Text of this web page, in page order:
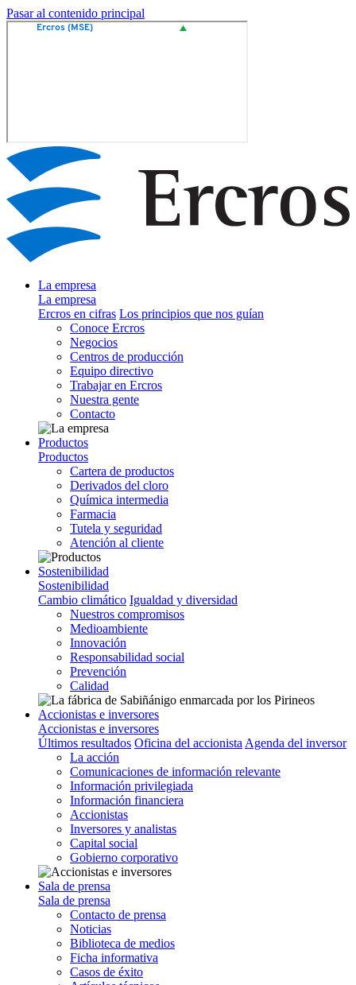
Pasar al contenido principal
La empresa
La empresa
Ercros en cifras Los principios que nos guían
Conoce Ercros
Negocios
Centros de producción
Equipo directivo
Trabajar en Ercros
Nuestra gente
Contacto
Productos
Productos
Cartera de productos
Derivados del cloro
Química intermedia
Farmacia
Tutela y seguridad
Atención al cliente
Sostenibilidad
Sostenibilidad
Cambio climático Igualdad y diversidad
Nuestros compromisos
Medioambiente
Innovación
Responsabilidad social
Prevención
Calidad
Accionistas e inversores
Accionistas e inversores
Últimos resultados Oficina del accionista Agenda del inversor
La acción
Comunicaciones de información relevante
Información privilegiada
Información financiera
Accionistas
Inversores y analistas
Capital social
Gobierno corporativo
Sala de prensa
Sala de prensa
Contacto de prensa
Noticias
Biblioteca de medios
Ficha informativa
Casos de éxito